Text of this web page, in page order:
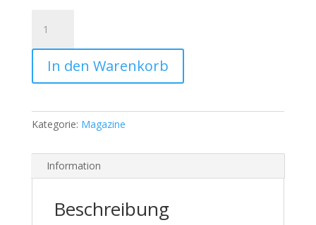
1/22
(PDF)
MengeIn den Warenkorb
Kategorie: Magazine
Information
Beschreibung